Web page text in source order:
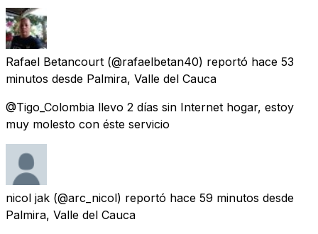
Rafael Betancourt (@rafaelbetan40) reportó hace 53
minutos desde Palmira, Valle del Cauca
@Tigo_Colombia llevo 2 días sin Internet hogar, estoy
muy molesto con éste servicio
nicol jak (@arc_nicol) reportó hace 59 minutos desde
Palmira, Valle del Cauca